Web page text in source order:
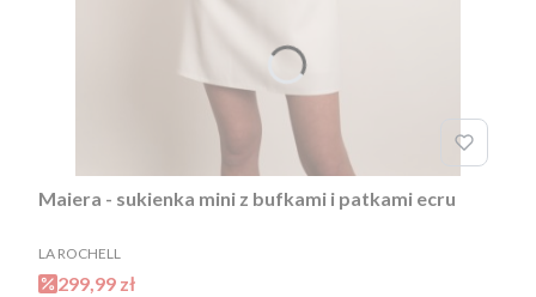
Maiera - sukienka mini z bufkami i patkami ecru
PRODUCENT
LA ROCHELL
Cena promocyjna
299,99 zł